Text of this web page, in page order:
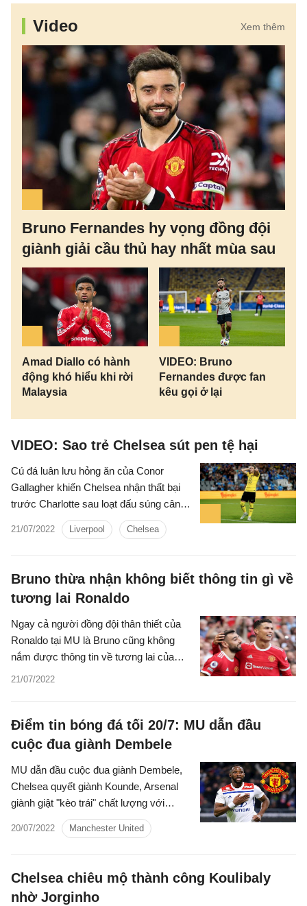
Video Xem thêm
Bruno Fernandes hy vọng đồng đội
giành giải cầu thủ hay nhất mùa sau
Amad Diallo có hành
động khó hiểu khi rời
Malaysia
VIDEO: Bruno
Fernandes được fan
kêu gọi ở lại
VIDEO: Sao trẻ Chelsea sút pen tệ hại
Cú đá luân lưu hỏng ăn của Conor
Gallagher khiến Chelsea nhận thất bại
trước Charlotte sau loạt đấu súng cân
não trong trận giao hữu trước thềm mùa
21/07/2022 Liverpool Chelsea
Bruno thừa nhận không biết thông tin gì về
tương lai Ronaldo
Ngay cả người đồng đội thân thiết của
Ronaldo tại MU là Bruno cũng không
nắm được thông tin về tương lai của
tiền đạo người Bồ.
21/07/2022
Điểm tin bóng đá tối 20/7: MU dẫn đầu
cuộc đua giành Dembele
MU dẫn đầu cuộc đua giành Dembele,
Chelsea quyết giành Kounde, Arsenal
giành giật "kèo trái" chất lượng với
Real... là những tin tức nổi bật trong
Điểm tin bóng đá tối 16/7/2022.
20/07/2022 Manchester United
Chelsea chiêu mộ thành công Koulibaly
nhờ Jorginho